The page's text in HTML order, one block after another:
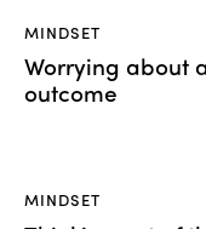
MINDSET
Worrying about
outcome
MINDSET